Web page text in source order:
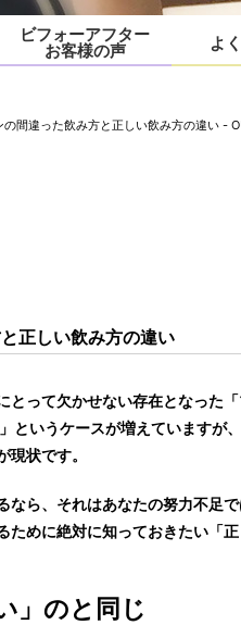
ビフォーアフター
お客様の声 よ
間違った飲み方と正しい飲み方の違い -
正しい飲み方の違い
とって欠かせない存在となった
というケースが増えていますが
状です。
なら、それはあなたの努力不足
ために絶対に知っておきたい「
」のと同じ